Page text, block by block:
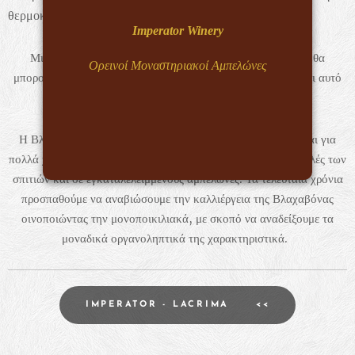
θερμοκρασία σερβιρίσματος: 8 - 10 °C.
Μια μοναδική στο κόσμο ποικιλία του αμπελώνα μας δεν θα
μπορούσε παρά να κρατήσει το δικό της μοναδικό όνομα. Και αυτό
Η Βλαχαβόνα είναι παραδοσιακή ποικιλία του Μετσόβου και για
πολλά χρόνια την συναντούσαμε μόνο σε κληματαριές στις αυλές των
σπιτιών και σε εγκαταλελειμμένους αμπελώνες. Τα τελευταία χρόνια
προσπαθούμε να αναβιώσουμε την καλλιέργεια της Βλαχαβόνας
οινοποιώντας την μονοποικιλιακά, με σκοπό να αναδείξουμε τα
μοναδικά οργανοληπτικά της χαρακτηριστικά.
IMPERATOR - LACRIMA <<
Imperator Winery
Ορεινοί Μοναστηριακοί Αμπελώνες